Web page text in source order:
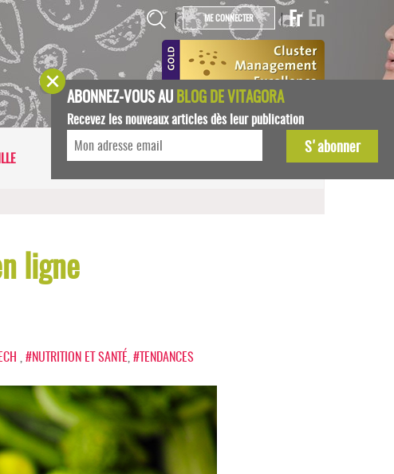
| ME CONNECTER |Fr En
START-UPS AGENDA
ligne
#NUTRITION ET SANTÉ #TENDANCES
ABONNEZ-VOUS AUBLOG DE VITAGORA
Recevez les nouveaux articles dès leur publication